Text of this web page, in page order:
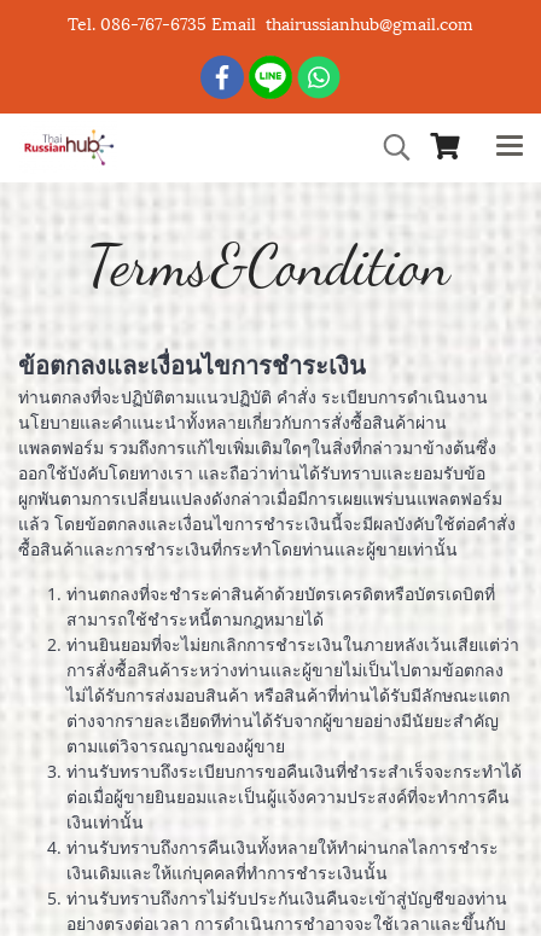
Tel. 086-767-6735 Email thairussianhub@gmail.com
Terms&Condition
ข้อตกลงและเงื่อนไขการชำระเงิน
ท่านตกลงที่จะปฏิบัติตามแนวปฏิบัติ คำสั่ง ระเบียบการดำเนินงาน
นโยบายและคำแนะนำทั้งหลายเกี่ยวกับการสั่งซื้อสินค้าผ่าน
แพลตฟอร์ม รวมถึงการแก้ไขเพิ่มเติมใดๆในสิ่งที่กล่าวมาข้างต้นซึ่ง
ออกใช้บังคับโดยทางเรา และถือว่าท่านได้รับทราบและยอมรับข้อ
ผูกพันตามการเปลี่ยนแปลงดังกล่าวเมื่อมีการเผยแพร่บนแพลตฟอร์ม
แล้ว โดยข้อตกลงและเงื่อนไขการชำระเงินนี้จะมีผลบังคับใช้ต่อคำสั่ง
ซื้อสินค้าและการชำระเงินที่กระทำโดยท่านและผู้ขายเท่านั้น
ท่านตกลงที่จะชำระค่าสินค้าด้วยบัตรเครดิตหรือบัตรเดบิตที่
สามารถใช้ชำระหนี้ตามกฎหมายได้
ท่านยินยอมที่จะไม่ยกเลิกการชำระเงินในภายหลังเว้นเสียแต่ว่า
การสั่งซื้อสินค้าระหว่างท่านและผู้ขายไม่เป็นไปตามข้อตกลง
ไม่ได้รับการส่งมอบสินค้า หรือสินค้าที่ท่านได้รับมีลักษณะแตก
ต่างจากรายละเอียดทีท่านได้รับจากผู้ขายอย่างมีนัยยะสำคัญ
ตามแต่วิจารณญาณของผู้ขาย
ท่านรับทราบถึงระเบียบการขอคืนเงินที่ชำระสำเร็จจะกระทำได้
ต่อเมื่อผู้ขายยินยอมและเป็นผู้แจ้งความประสงค์ที่จะทำการคืน
เงินเท่านั้น
ท่านรับทราบถึงการคืนเงินทั้งหลายให้ทำผ่านกลไลการชำระ
เงินเดิมและให้แก่บุคคลที่ทำการชำระเงินนั้น
ท่านรับทราบถึงการไม่รับประกันเงินคืนจะเข้าสู่บัญชีของท่าน
อย่างตรงต่อเวลา การดำเนินการชำอาจจะใช้เวลาและขึ้นกับ